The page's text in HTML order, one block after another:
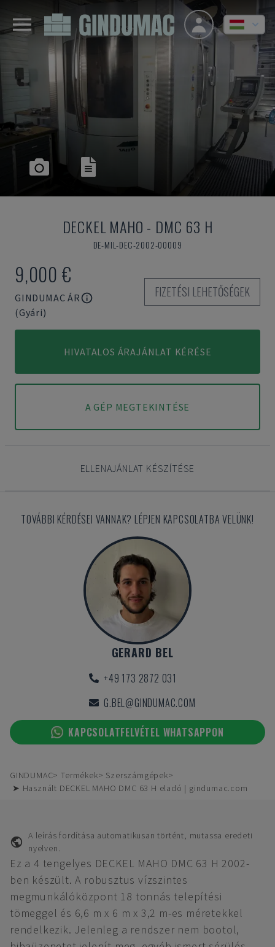
DECKEL MAHO - DMC 63 H
DE-MIL-DEC-2002-00009
9,000 €
GINDUMAC ÁR
(Gyári)
FIZETÉSI LEHETŐSÉGEK
HIVATALOS ÁRAJÁNLAT KÉRÉSE
A GÉP MEGTEKINTÉSE
ELLENAJÁNLAT KÉSZÍTÉSE
TOVÁBBI KÉRDÉSEI VANNAK? LÉPJEN KAPCSOLATBA VELÜNK!
GERARD BEL
+49 173 2872 031
G.BEL@GINDUMAC.COM
KAPCSOLATFELVÉTEL WHATSAPPON
GINDUMAC Termékek
Szerszámgépek
➤ Használt DECKEL MAHO DMC 63 H eladó | gindumac.com
A leírás fordítása automatikusan történt, mutassa eredeti
nyelven.
Ez a 4 tengelyes DECKEL MAHO DMC 63 H 2002-
ben készült. A robusztus vízszintes
megmunkálóközpont 18 tonnás telepítési
tömeggel és 6,6 m x 6 m x 3,2 m-es méretekkel
rendelkezik. Jelenleg a rendszer nem bootol,